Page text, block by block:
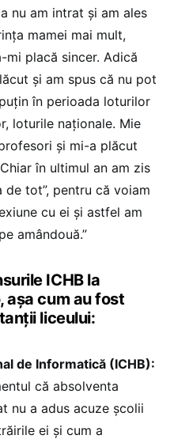
nu am intrat și am ales
mamei mai mult,
mi placă sincer. Adică
și am spus că nu pot
în perioada loturilor
loturile naționale. Mie
și mi-a plăcut
în ultimul an am zis
de tot”, pentru că voiam
cu ei și astfel am
amândouă.”
ICHB la
așa cum au fost
liceului:
de Informatică (ICHB):
că absolventa
nu a adus acuze școlii
ei și cum a